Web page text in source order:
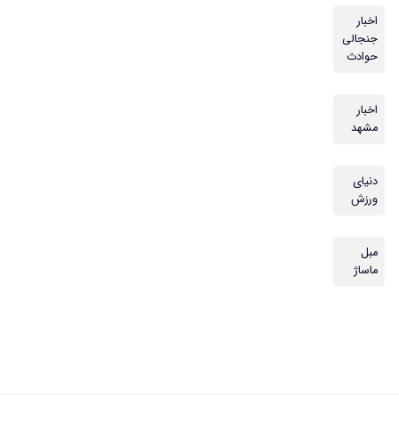
اخبار
جنجالی
حوادث
اخبار
مشهد
دنیای
ورزش
مبل
ماساژ